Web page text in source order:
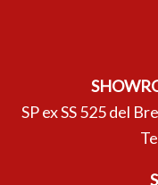
SP ex SS 525 del